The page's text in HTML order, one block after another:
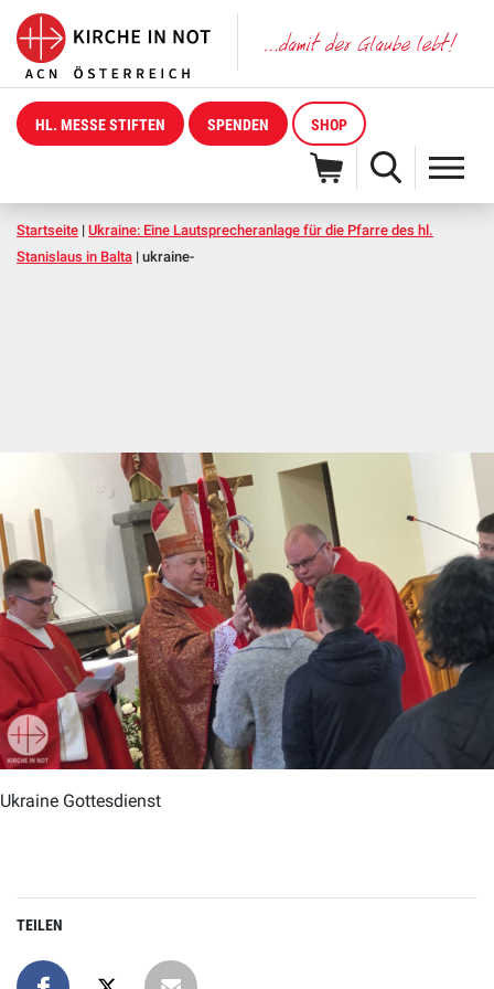
HL. MESSE STIFTEN SPENDEN SHOP
Startseite | Ukraine: Eine Lautsprecheranlage für die Pfarre des hl.
Stanislaus in Balta | ukraine-
Ukraine Gottesdienst
TEILEN